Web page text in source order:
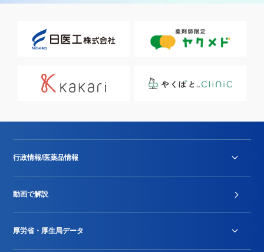
行政情報/医薬品情報
Stu-GEレポート
動画で解説
厚労省・厚生局データ